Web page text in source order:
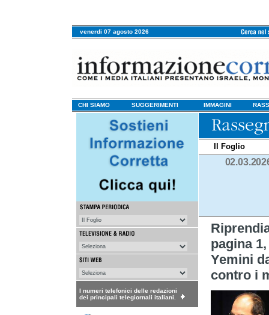
venerdi 07 agosto 2026
CHI SIAMO SUGGERIMENTI IMMAGINI
I numeri telefonici delle redazioni
dei principali telegiornali italiani.
Il Foglio
pagina
Yemini
contro i